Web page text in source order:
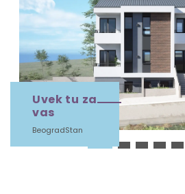
Uvek tu za
vas
BeogradStan